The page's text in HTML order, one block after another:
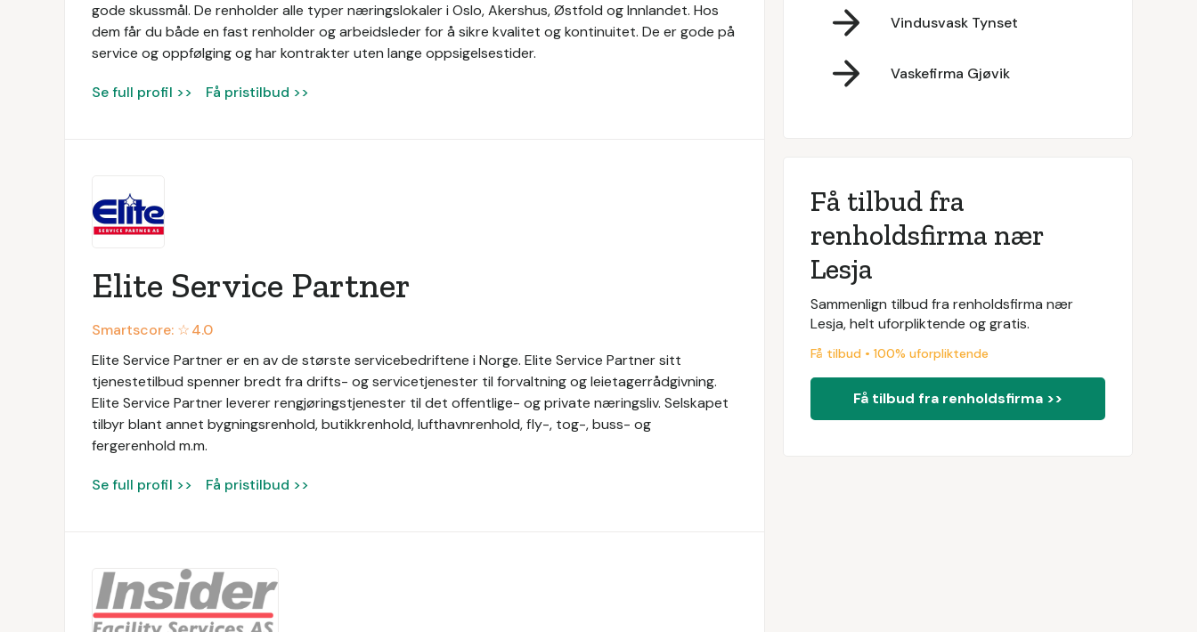
gode skussmål. De renholder alle typer næringslokaler i Oslo, Akershus, Østfold og Innlandet. Hos
dem får du både en fast renholder og arbeidsleder for å sikre kvalitet og kontinuitet. De er gode på
service og oppfølging og har kontrakter uten lange oppsigelsestider.
Se full profil >> Få pristilbud >>
Elite Service Partner
Smartscore: ☆4.0
Elite Service Partner er en av de største servicebedriftene i Norge. Elite Service Partner sitt
tjenestetilbud spenner bredt fra drifts- og servicetjenester til forvaltning og leietagerrådgivning.
Elite Service Partner leverer rengjøringstjenester til det offentlige- og private næringsliv. Selskapet
tilbyr blant annet bygningsrenhold, butikkrenhold, lufthavnrenhold, fly-, tog-, buss- og
fergerenhold m.m.
Se full profil >> Få pristilbud >>
Vindusvask Tynset
Vaskefirma Gjøvik
Få tilbud fra
renholdsfirma nær
Lesja
Sammenlign tilbud fra renholdsfirma nær
Lesja, helt uforpliktende og gratis.
Få tilbud • 100% uforpliktende
Få tilbud fra renholdsfirma >>